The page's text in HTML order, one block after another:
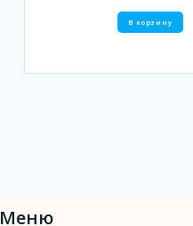
В корзину
Меню